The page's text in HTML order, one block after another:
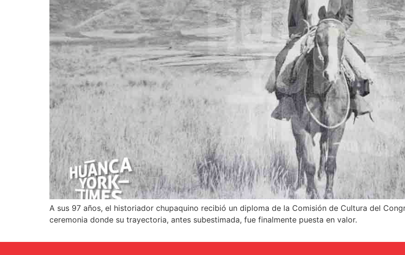
A sus 97 años, el historiador chupaquino recibió un diploma de la Comisión de Cultura del
ceremonia donde su trayectoria, antes subestimada, fue finalmente puesta en valor.